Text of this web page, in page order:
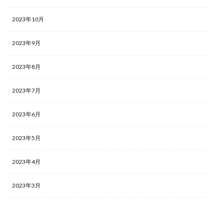
2023年10月
2023年9月
2023年8月
2023年7月
2023年6月
2023年5月
2023年4月
2023年3月